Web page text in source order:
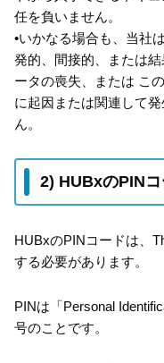
任を負いません。
•いかなる場合も、当社
発的、間接的、または
ータの喪失、または こ
に起因または関連して
ん。
2) HUBxのPIN
HUBxのPINコードは、
する必要があります。
PINは「Personal
号のことです。